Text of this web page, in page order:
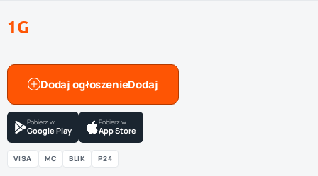
1G
Dodaj ogłoszenie
Pobierz w
Google Play
Pobierz w
App Store
VISA MC BLIK P24